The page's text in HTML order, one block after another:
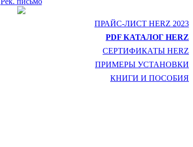
ПРАЙС-ЛИСТ HERZ 2023
PDF КАТАЛОГ HERZ
СЕРТИФИКАТЫ HERZ
ПРИМЕРЫ УСТАНОВКИ
КНИГИ И ПОСОБИЯ